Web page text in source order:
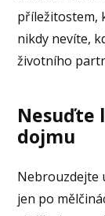
příležitostem,
nikdy nevíte,
životního
Nesuďte
dojmu
Nebrouzdejte
jen po